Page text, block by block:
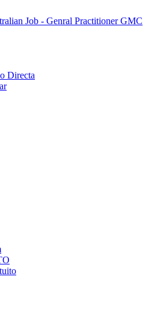
Job - Genral Practitioner GMC
Directa